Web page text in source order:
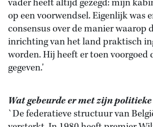
vader heeft altijd gezegd: mijn
op een voorwendsel. Eigenlijk was
consensus over de manier waarop
inrichting van het land praktisch
worden. Hij heeft er toen voorgoed
gegeven.'
Wat gebeurde er met zijn
`De federatieve structuur van